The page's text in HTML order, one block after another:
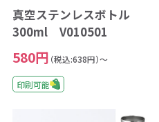
真空ステンレスボトル
300ml V010501
580円 （税込:638円）～
印刷可能